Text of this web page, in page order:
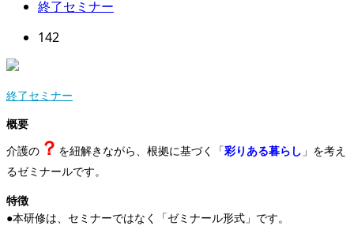
終了セミナー
142
終了セミナー
概要
介護の ？ を紐解きながら、根拠に基づく「彩りある暮らし 」を考え
るゼミナールです。
特徴
●本研修は、セミナーではなく「ゼミナール形式」です。